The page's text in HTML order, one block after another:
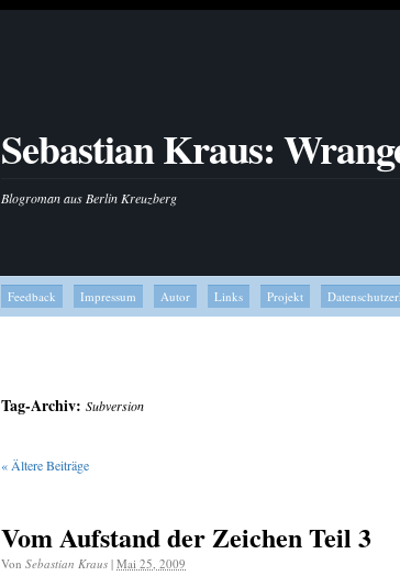
Sebastian Kraus:
Blogroman aus Berlin Kreuzberg
Feedback Impressum Autor Links Projekt
Tag-Archiv: Subversion
« Ältere Beiträge
Vom Aufstand der Zeichen Teil 3
Von Sebastian Kraus | Mai 25, 2009